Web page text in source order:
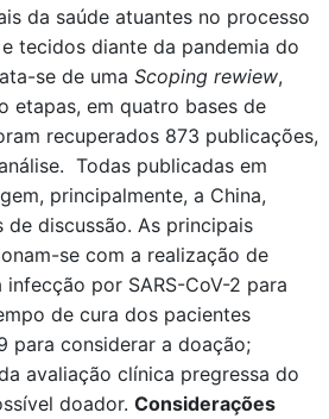
da saúde atuantes no processo
tecidos diante da pandemia do
se de uma Scoping rewiew,
etapas, em quatro bases de
recuperados 873 publicações,
Todas publicadas em
principalmente, a China,
discussão. As principais
se com a realização de
por SARS-CoV-2 para
de cura dos pacientes
para considerar a doação;
avaliação clínica pregressa do
doador. Considerações